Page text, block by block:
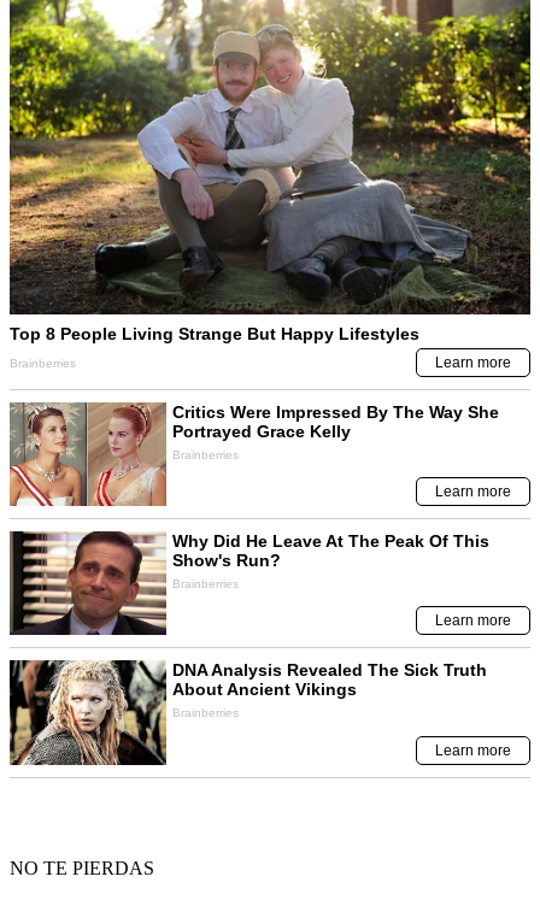
NO TE PIERDAS